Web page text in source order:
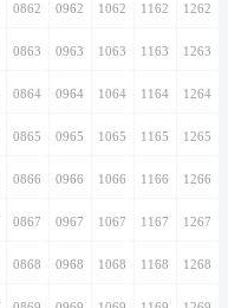
0862 0962 1062 1162 1262
0863 0963 1063 1163 1263
0864 0964 1064 1164 1264
0865 0965 1065 1165 1265
0866 0966 1066 1166 1266
0867 0967 1067 1167 1267
0868 0968 1068 1168 1268